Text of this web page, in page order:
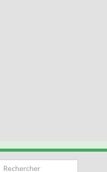
Search for: